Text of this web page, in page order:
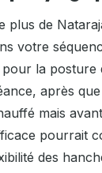
plus de
votre
la posture
après
mais
pourrait
des